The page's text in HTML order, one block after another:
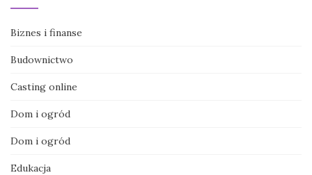
Biznes i finanse
Budownictwo
Casting online
Dom i ogród
Dom i ogród
Edukacja